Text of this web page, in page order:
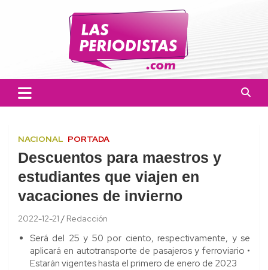
Las Periodistas
informado a la población.
NACIONAL PORTADA
Descuentos para maestros y
estudiantes que viajen en
vacaciones de invierno
2022-12-21 Redacción
Será del 25 y 50 por ciento, respectivamente, y se
aplicará en autotransporte de pasajeros y ferroviario •
Estarán vigentes hasta el primero de enero de 2023